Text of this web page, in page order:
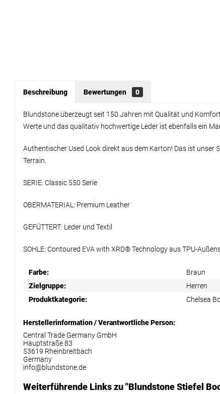
Beschreibung Bewertungen 0
Blundstone überzeugt seit 150 Jahren mit Qualität und
Werte und das qualitativ hochwertige Leder ist ebenfalls ein
Authentischer Used Look direkt aus dem Karton! Das ist unser
Terrain.
SERIE: Classic 550 Serie
OBERMATERIAL: Premium Leather
GEFÜTTERT: Leder und Textil
SOHLE: Contoured EVA with XRD® Technology aus TPU-
Farbe:
Braun
Zielgruppe:
Herren
Produktkategorie:
Chelsea
Herstellerinformation / Verantwortliche Person:
Central Trade Germany GmbH
Hauptstraße 83
53619 Rheinbreitbach
Germany
info@blundstone.de
Weiterführende Links zu "Blundstone Stiefel